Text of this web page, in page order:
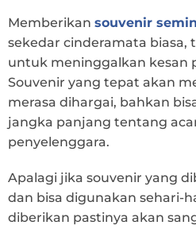
Memberikan souvenir
sekedar cinderamata biasa,
untuk meninggalkan kesan
Souvenir yang tepat akan
merasa dihargai, bahkan
jangka panjang tentang
penyelenggara.
Apalagi jika souvenir yang
dan bisa digunakan sehari-
diberikan pastinya akan